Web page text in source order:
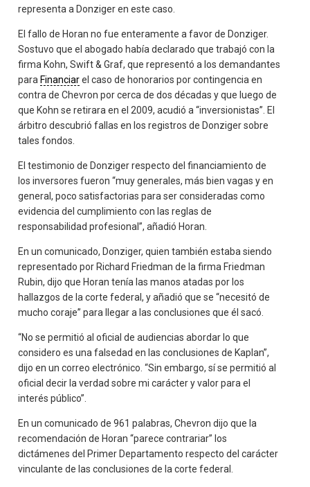
representa a Donziger en este caso.
El fallo de Horan no fue enteramente a favor de Donziger.
Sostuvo que el abogado había declarado que trabajó con la
firma Kohn, Swift & Graf, que representó a los demandantes
paraFinanciarel caso de honorarios por contingencia en
contra de Chevron por cerca de dos décadas y que luego de
que Kohn se retirara en el 2009, acudió a “inversionistas”. El
árbitro descubrió fallas en los registros de Donziger sobre
tales fondos.
El testimonio de Donziger respecto del financiamiento de
los inversores fueron “muy generales, más bien vagas y en
general, poco satisfactorias para ser consideradas como
evidencia del cumplimiento con las reglas de
responsabilidad profesional”, añadió Horan.
En un comunicado, Donziger, quien también estaba siendo
representado por Richard Friedman de la firma Friedman
Rubin, dijo que Horan tenía las manos atadas por los
hallazgos de la corte federal, y añadió que se “necesitó de
mucho coraje” para llegar a las conclusiones que él sacó.
“No se permitió al oficial de audiencias abordar lo que
considero es una falsedad en las conclusiones de Kaplan”,
dijo en un correo electrónico. “Sin embargo, sí se permitió al
oficial decir la verdad sobre mi carácter y valor para el
interés público”.
En un comunicado de 961 palabras, Chevron dijo que la
recomendación de Horan “parece contrariar” los
dictámenes del Primer Departamento respecto del carácter
vinculante de las conclusiones de la corte federal.